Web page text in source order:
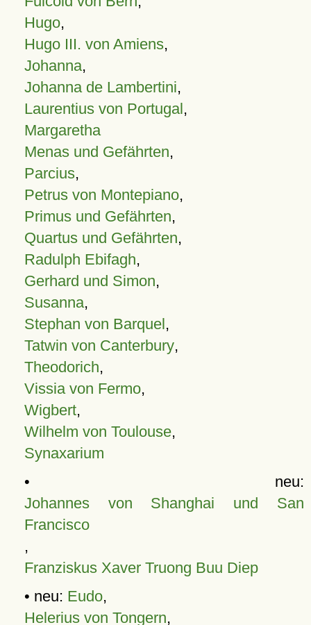
Hugo,
Hugo III. von Amiens,
Johanna,
Johanna de Lambertini,
Laurentius von Portugal,
Margaretha
Menas und Gefährten,
Parcius,
Petrus von Montepiano,
Primus und Gefährten,
Quartus und Gefährten,
Radulph Ebifagh,
Gerhard und Simon,
Susanna,
Stephan von Barquel,
Tatwin von Canterbury,
Theodorich,
Vissia von Fermo,
Wigbert,
Wilhelm von Toulouse,
Synaxarium
• neu:
Johannes von Shanghai und San
Francisco
,
Franziskus Xaver Truong Buu Diep
• neu: Eudo,
Helerius von Tongern,